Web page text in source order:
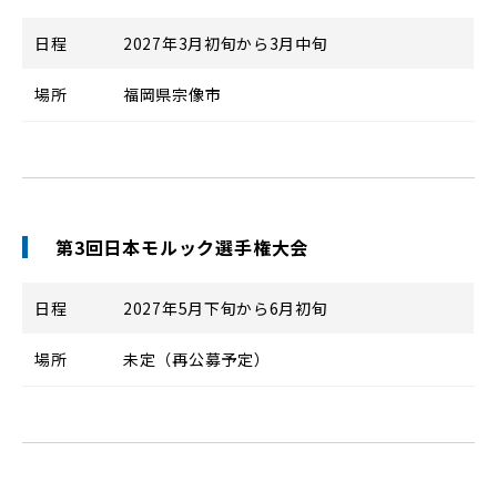
日程 2027年3月初旬から3月中旬
場所 福岡県宗像市
第3回日本モルック選手権大会
日程 2027年5月下旬から6月初旬
場所 未定（再公募予定）